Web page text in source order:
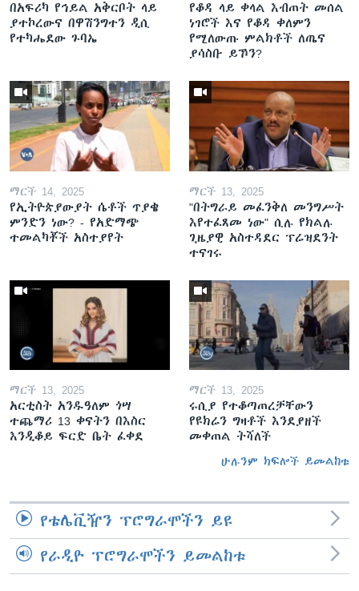
በአፍሪካ የኅይል አቅርቦት ላይ
ያተኮረውና በዋሽንግተን ዲሲ
የተካሔደው ጉባኤ
የቆዳ ላይ ቀላል እብጠት መሰል
ነገሮች እና የቆዳ ቀለምን
የሚለውጡ ምልክቶች ለጤና
ያሳስቡ ይኾን?
ማርች 14, 2025
የኢትዮጵያውያት ሴቶች ጥያቄ
ምንድን ነው? - የአድማጭ
ተመልካቾች አስተያየት
ማርች 13, 2025
"በትግራይ መፈንቅለ መንግሥት
እየተፈጸመ ነው" ሲሉ የክልሉ
ጊዜያዊ አስተዳደር ፕሬዝደንት
ተናገሩ
ማርች 13, 2025
አርቲስት አንዱዓለም ጎሣ
ተጨማሪ 13 ቀናትን በእስር
እንዲቆይ ፍርድ ቤት ፈቀደ
ማርች 13, 2025
ሩሲያ የተቆጣጠረቻቸውን
የዩክሬን ግዛቶች እንደያዘች
መቀጠል ትሻለች
ሁሉንም ክፍሎች ይመልከቱ
የቴሌቪዥን ፕሮግራሞችን ይዩ
የራዲዮ ፕሮግራሞችን ይመልከቱ